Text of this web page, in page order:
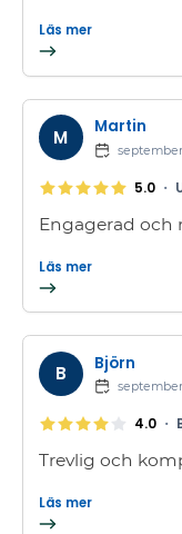
Läs mer
M Martin
5.0 •
Engagerad och
Läs mer
B Björn
4.0 •
Trevlig och
Läs mer